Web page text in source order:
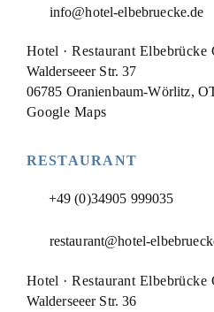
info@hotel-elbebruecke.de
Hotel · Restaurant Elbebrücke
Walderseeer Str. 37
06785 Oranienbaum-Wörlitz,
Google Maps
RESTAURANT
+49 (0)34905 999035
restaurant@hotel-
Hotel · Restaurant Elbebrücke
Walderseeer Str. 36